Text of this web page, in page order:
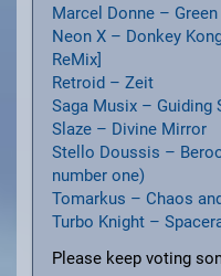
Marcel Donne –
Neon X – Donkey
ReMix]
Retroid – Zeit
Saga Musix – Guiding
Slaze – Divine Mirror
Stello Doussis –
number one)
Tomarkus – Chaos
Turbo Knight –
Please keep voting